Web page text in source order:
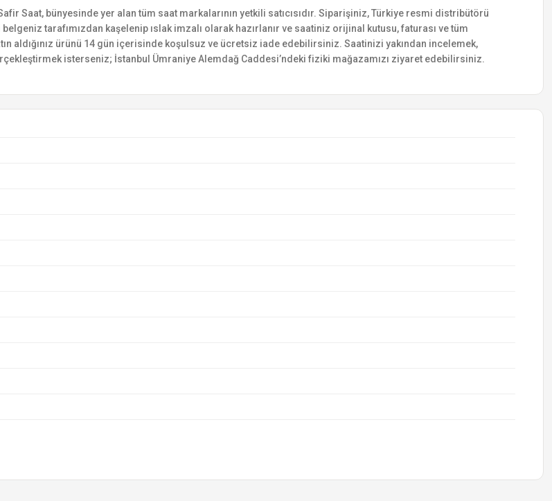
Saat, bünyesinde yer alan tüm saat markalarının yetkili satıcısıdır. Siparişiniz, Türkiye resmi distribütörü
tarafımızdan kaşelenip ıslak imzalı olarak hazırlanır ve saatiniz orijinal kutusu, faturası ve tüm
aldığınız ürünü 14 gün içerisinde koşulsuz ve ücretsiz iade edebilirsiniz. Saatinizi yakından incelemek,
isterseniz; İstanbul Ümraniye Alemdağ Caddesi’ndeki fiziki mağazamızı ziyaret edebilirsiniz.